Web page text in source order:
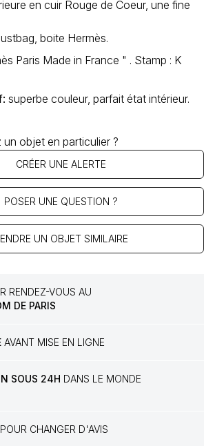
en cuir Rouge de Coeur, une fine
boite Hermès.
Paris Made in France " . Stamp : K
: superbe couleur, parfait état intérieur.
objet en particulier ?
CRÉER UNE ALERTE
POSER UNE QUESTION ?
UN OBJET SIMILAIRE
RENDEZ-VOUS AU
DE PARIS
AVANT MISE EN LIGNE
SOUS 24H DANS LE MONDE
POUR CHANGER D'AVIS